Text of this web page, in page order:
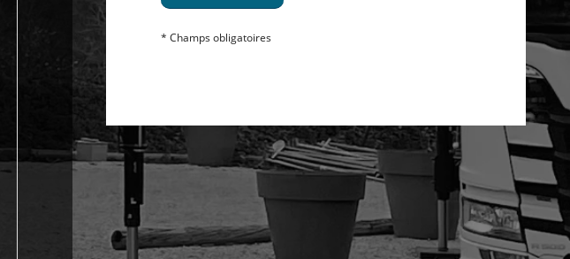
* Champs obligatoires